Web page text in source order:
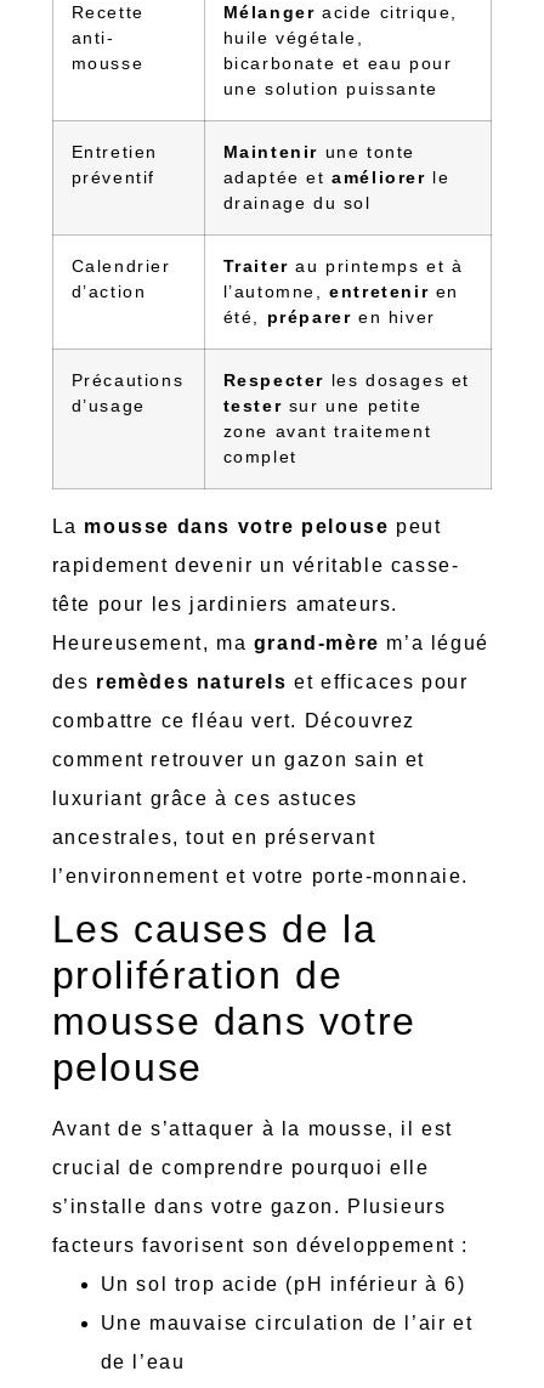
Recette
anti-
mousse
Mélanger acide citrique,
huile végétale,
bicarbonate et eau pour
une solution puissante
Entretien
préventif
Maintenir une tonte
adaptée etaméliorer le
drainage du sol
Calendrier
d’action
Traiter au printemps et à
l’automne,entretenir en
été, préparer en hiver
Précautions
d’usage
Respecter les dosages et
tester sur une petite
zone avant traitement
complet
La mousse dans votre pelouse peut
rapidement devenir un véritable casse-
tête pour les jardiniers amateurs.
Heureusement, ma grand-mère m’a légué
des remèdes naturels et efficaces pour
combattre ce fléau vert. Découvrez
comment retrouver un gazon sain et
luxuriant grâce à ces astuces
ancestrales, tout en préservant
l’environnement et votre porte-monnaie.
Les causes de la
prolifération de
mousse dans votre
pelouse
Avant de s’attaquer à la mousse, il est
crucial de comprendre pourquoi elle
s’installe dans votre gazon. Plusieurs
facteurs favorisent son développement :
Un sol trop acide (pH inférieur à 6)
Une mauvaise circulation de l’air et
de l’eau